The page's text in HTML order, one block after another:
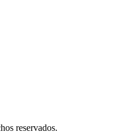
reservados.